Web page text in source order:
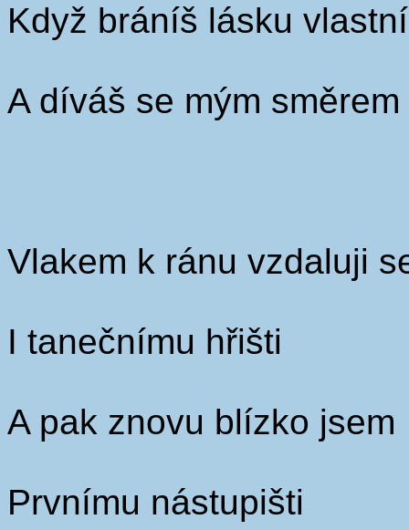
Když bráníš lásku
A díváš se mým směrem
Vlakem k ránu vzdaluji
I tanečnímu hřišti
A pak znovu blízko jsem
Prvnímu nástupišti